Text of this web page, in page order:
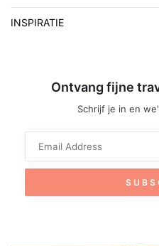
INSPIRATIE
Ontvang fijne
Schrijf je in en